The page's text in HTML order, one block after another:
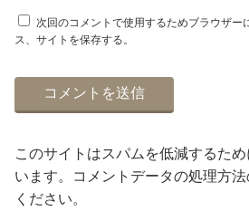
次回のコメントで使用するためブラウザー
ス、サイトを保存する。
このサイトはスパムを低減するた
います。 コメントデータの処理方
ください。